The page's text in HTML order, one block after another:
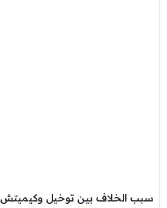
سبب الخلاف بين توخيل وكيميتش